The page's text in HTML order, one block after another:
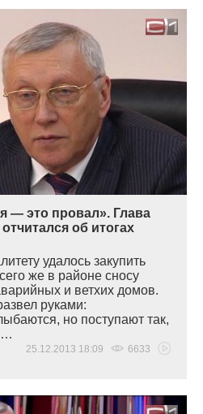
— это провал». Глава
об итогах
удалось закупить
же в районе сносу
и ветхих домов.
руками:
но поступают так,
25.12.2013 18:09 6633